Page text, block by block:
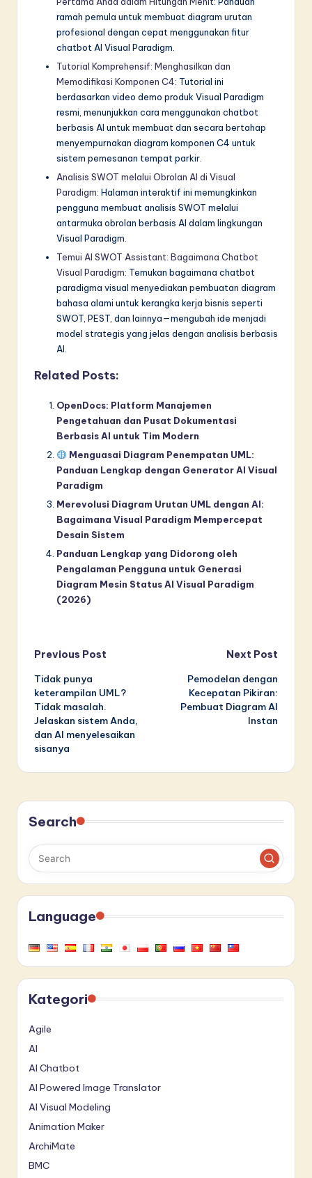
ramah pemula untuk membuat diagram urutan
profesional dengan cepat menggunakan fitur
chatbot AI Visual Paradigm.
Tutorial Komprehensif: Menghasilkan dan
Memodifikasi Komponen C4: Tutorial ini
berdasarkan video demo produk Visual Paradigm
resmi, menunjukkan cara menggunakan chatbot
berbasis AI untuk membuat dan secara bertahap
menyempurnakan diagram komponen C4 untuk
sistem pemesanan tempat parkir.
Analisis SWOT melalui Obrolan AI di Visual
Paradigm: Halaman interaktif ini memungkinkan
pengguna membuat analisis SWOT melalui
antarmuka obrolan berbasis AI dalam lingkungan
Visual Paradigm.
Temui AI SWOT Assistant: Bagaimana Chatbot
Visual Paradigm: Temukan bagaimana chatbot
paradigma visual menyediakan pembuatan diagram
bahasa alami untuk kerangka kerja bisnis seperti
SWOT, PEST, dan lainnya—mengubah ide menjadi
model strategis yang jelas dengan analisis berbasis
AI.
Related Posts:
OpenDocs: Platform Manajemen
Pengetahuan dan Pusat Dokumentasi
Berbasis AI untuk Tim Modern
Menguasai Diagram Penempatan UML:
Panduan Lengkap dengan Generator AI Visual
Paradigm
Merevolusi Diagram Urutan UML dengan AI:
Bagaimana Visual Paradigm Mempercepat
Desain Sistem
Panduan Lengkap yang Didorong oleh
Pengalaman Pengguna untuk Generasi
Diagram Mesin Status AI Visual Paradigm
(2026)
Post
navigation
Previous Post
Tidak punya
keterampilan UML?
Tidak masalah.
Jelaskan sistem Anda,
dan AI menyelesaikan
sisanya
Next Post
Pemodelan dengan
Kecepatan Pikiran:
Pembuat Diagram AI
Instan
Search
Language
Kategori
Agile
AI
AI Chatbot
AI Powered Image Translator
AI Visual Modeling
Animation Maker
ArchiMate
BMC